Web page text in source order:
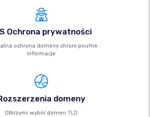
Ochrona prywatności
ochrona domeny chroni poufne
informacje
domeny
Olbrzymi wybór domen TLD